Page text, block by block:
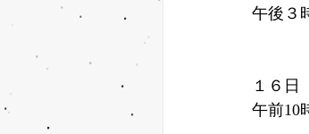
午後３
１６日
午前10